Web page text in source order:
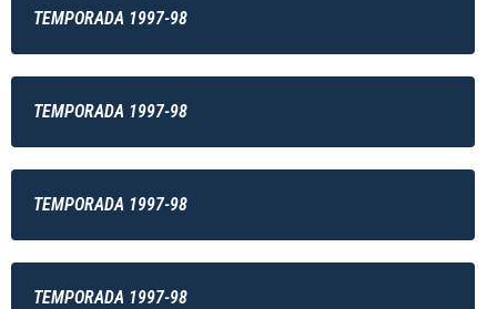
TEMPORADA 1997-98
TEMPORADA 1997-98
TEMPORADA 1997-98
TEMPORADA 1997-98